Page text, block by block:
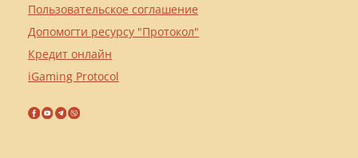
Пользовательское соглашение
Допомогти ресурсу "Протокол"
Кредит онлайн
iGaming Protocol